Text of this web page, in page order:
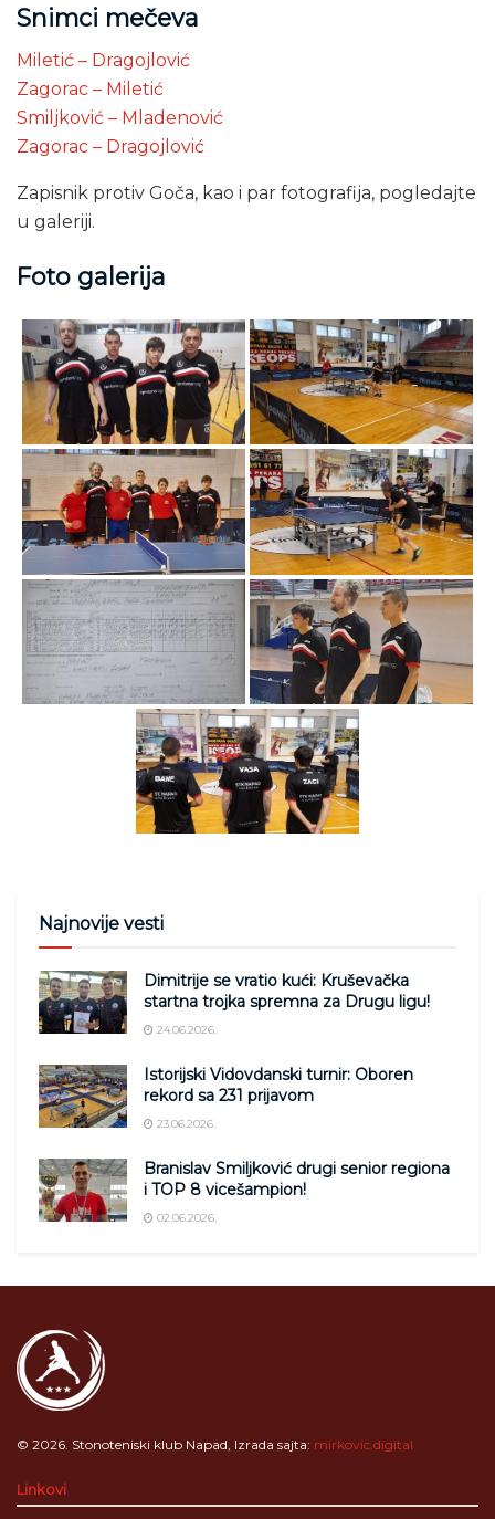
Snimci mečeva
Miletić – Dragojlović
Zagorac – Miletić
Smiljković – Mladenović
Zagorac – Dragojlović
Zapisnik protiv Goča, kao i par fotografija, pogledajte
u galeriji.
Foto galerija
Najnovije vesti
Dimitrije se vratio kući: Kruševačka
startna trojka spremna za Drugu ligu!
24.06.2026.
Istorijski Vidovdanski turnir: Oboren
rekord sa 231 prijavom
23.06.2026.
Branislav Smiljković drugi senior regiona
i TOP 8 vicešampion!
02.06.2026.
© 2026. Stonoteniski klub Napad, Izrada sajta: mirkovic.digital
Linkovi